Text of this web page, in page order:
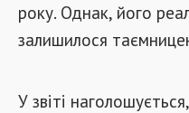
року. Однак, його
залишилося
У звіті